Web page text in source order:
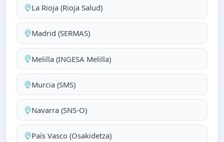
La Rioja (Rioja Salud)
Madrid (SERMAS)
Melilla (INGESA Melilla)
Murcia (SMS)
Navarra (SNS-O)
País Vasco (Osakidetza)